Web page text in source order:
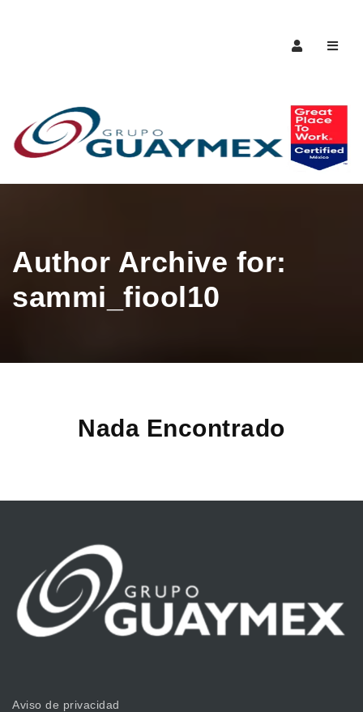
Author Archive for:
sammi_fiool10
Nada Encontrado
Aviso de privacidad